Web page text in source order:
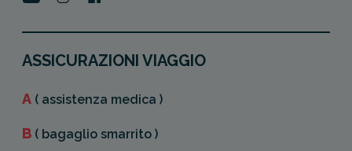
ASSICURAZIONI VIAGGIO
A ( assistenza medica )
B ( bagaglio smarrito )